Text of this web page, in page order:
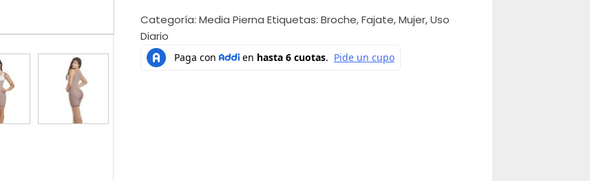
12185
cantidad
Categoría:Media Pierna Etiquetas:Broche,Fajate,Mujer,Uso
Diario